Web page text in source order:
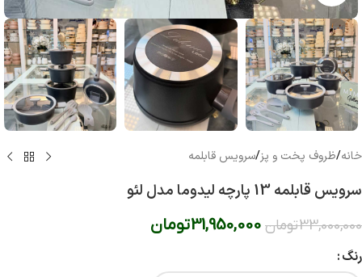
خانه/ظروف پخت و پز/سرویس قابلمه
سرویس قابلمه 13 پارچه لیدوما مدل لئو
33,000,000تومان 31,950,000تومان
رنگ